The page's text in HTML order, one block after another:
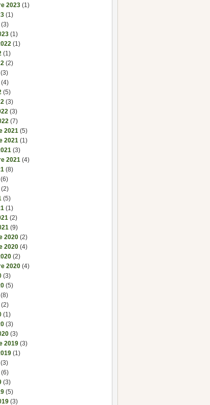
2023 (1)
(1)
(3)
(1)
(1)
(1)
(2)
(3)
(4)
(5)
(3)
(3)
(7)
2021 (5)
2021 (1)
(3)
2021 (4)
(8)
(6)
(2)
(5)
(1)
(2)
(9)
2020 (2)
2020 (4)
(2)
2020 (4)
(3)
(5)
(8)
(2)
(1)
(3)
(3)
2019 (3)
(1)
(3)
(6)
(3)
(5)
(3)